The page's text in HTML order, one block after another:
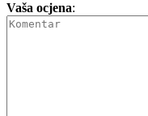
Vaša ocjena: